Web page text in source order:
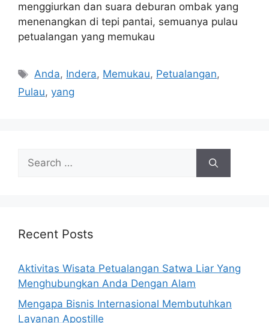
menggiurkan dan suara deburan ombak yang
menenangkan di tepi pantai, semuanya pulau
petualangan yang memukau
Tags
Anda, Indera, Memukau, Petualangan,
Pulau, yang
Search
for:
Recent Posts
Aktivitas Wisata Petualangan Satwa Liar Yang
Menghubungkan Anda Dengan Alam
Mengapa Bisnis Internasional Membutuhkan
Layanan Apostille